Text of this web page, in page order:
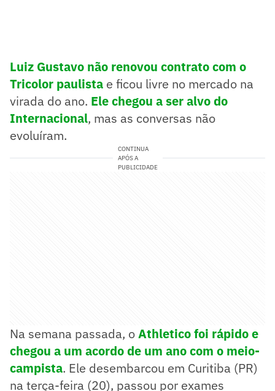
Luiz Gustavo não renovou contrato com o
Tricolor paulista e ficou livre no mercado na
virada do ano. Ele chegou a ser alvo do
Internacional, mas as conversas não
evoluíram.
CONTINUA
APÓS A
PUBLICIDADE
Na semana passada, oAthletico foi rápido e
chegou a um acordo de um ano com o meio-
campista. Ele desembarcou em Curitiba (PR)
na terça-feira (20), passou por exames